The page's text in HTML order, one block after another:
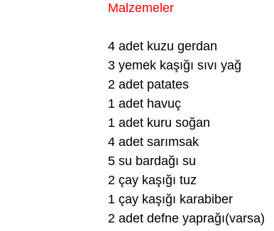
Malzemeler
4 adet kuzu gerdan
3 yemek kaşığı sıvı yağ
2 adet patates
1 adet havuç
1 adet kuru soğan
4 adet sarımsak
5 su bardağı su
2 çay kaşığı tuz
1 çay kaşığı karabiber
2 adet defne yaprağı(varsa)